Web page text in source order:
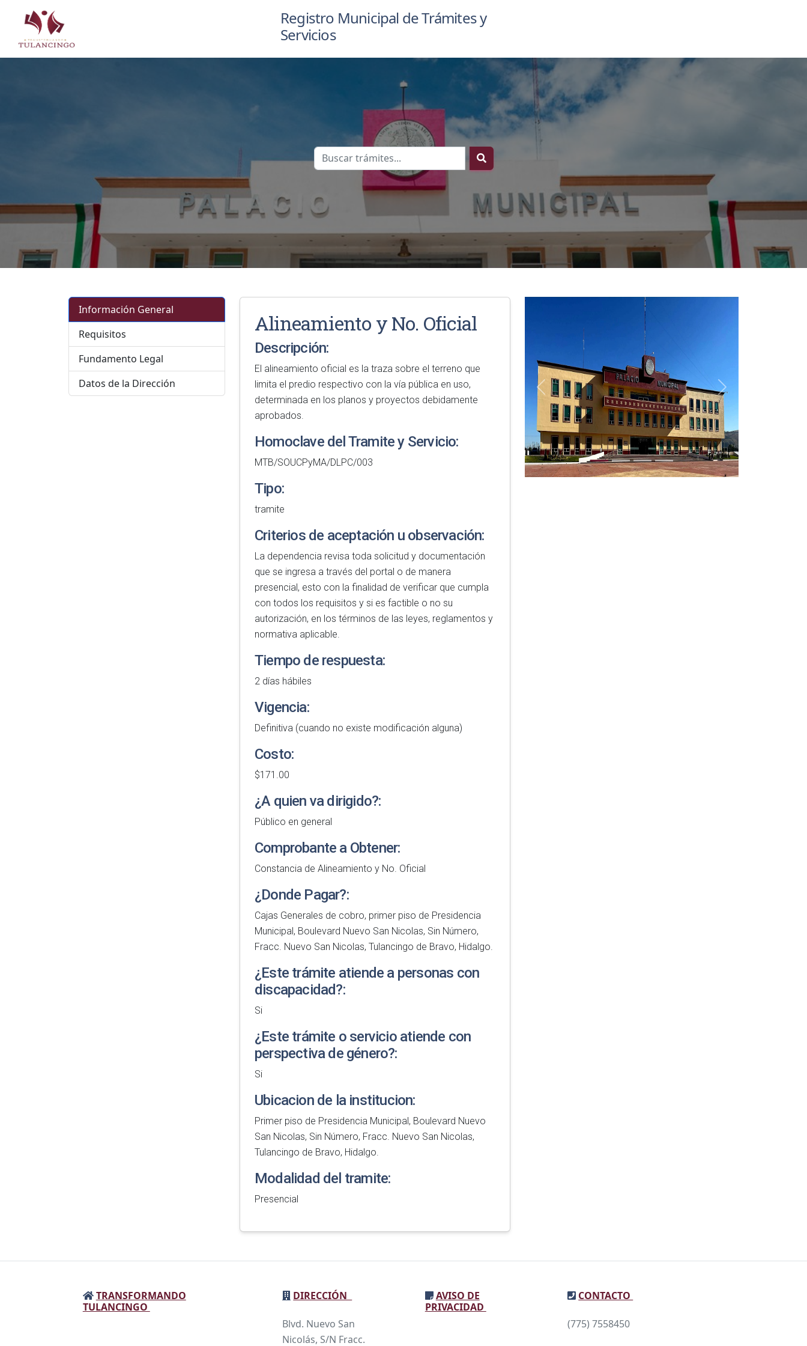
Registro Municipal de Trámites y
Servicios
Información General
Requisitos
Fundamento Legal
Datos de la Dirección
Alineamiento y No. Oficial
Descripción:
El alineamiento oficial es la traza sobre el terreno que
limita el predio respectivo con la vía pública en uso,
determinada en los planos y proyectos debidamente
aprobados.
Homoclave del Tramite y Servicio:
MTB/SOUCPyMA/DLPC/003
Tipo:
tramite
Criterios de aceptación u observación:
La dependencia revisa toda solicitud y documentación
que se ingresa a través del portal o de manera
presencial, esto con la finalidad de verificar que cumpla
con todos los requisitos y si es factible o no su
autorización, en los términos de las leyes, reglamentos y
normativa aplicable.
Tiempo de respuesta:
2 días hábiles
Vigencia:
Definitiva (cuando no existe modificación alguna)
Costo:
$171.00
¿A quien va dirigido?:
Público en general
Comprobante a Obtener:
Constancia de Alineamiento y No. Oficial
¿Donde Pagar?:
Cajas Generales de cobro, primer piso de Presidencia
Municipal, Boulevard Nuevo San Nicolas, Sin Número,
Fracc. Nuevo San Nicolas, Tulancingo de Bravo, Hidalgo.
¿Este trámite atiende a personas con
discapacidad?:
Si
¿Este trámite o servicio atiende con
perspectiva de género?:
Si
Ubicacion de la institucion:
Primer piso de Presidencia Municipal, Boulevard Nuevo
San Nicolas, Sin Número, Fracc. Nuevo San Nicolas,
Tulancingo de Bravo, Hidalgo.
Modalidad del tramite:
Presencial
Anterior Siguiente
TRANSFORMANDO
TULANCINGO
DIRECCIÓN
Blvd. Nuevo San
Nicolás, S/N Fracc.
AVISO DE
PRIVACIDAD
CONTACTO
(775) 7558450